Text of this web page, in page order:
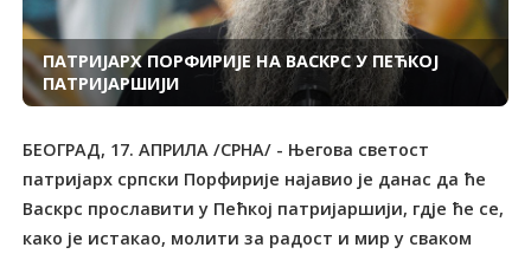
ПАТРИЈАРХ ПОРФИРИЈЕ НА ВАСКРС У ПЕЋКОЈ
ПАТРИЈАРШИЈИ
БЕОГРАД, 17. АПРИЛА /СРНА/ - Његова светост
патријарх српски Порфирије најавио је данас да ће
Васкрс прославити у Пећкој патријаршији, гдје ће се,
како је истакао, молити за радост и мир у сваком